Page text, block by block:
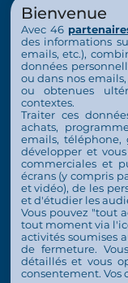
La vie au
Nos activités
Actualités
Nous
S’engager
Nous soutenir
Contact
Espace Presse
Bienvenue
Avec 46
des informations
emails, etc.),
données
ou dans nos
ou obtenues
contextes.
Traiter ces
achats,
emails, téléphone,
développer et
commerciales et
écrans (y compris
et vidéo), de les
et d'étudier les
Vous pouvez "tout
tout moment via
activités soumises
de fermeture.
détaillés et vous
consentement. Vos